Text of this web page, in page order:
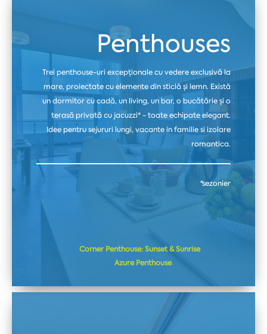
Penthouses
Trei penthouse-uri excepționale cu vedere exclusivă la
mare, proiectate cu elemente din sticlă și lemn. Există
un dormitor cu cadă, un living, un bar, o bucătărie și o
terasă privată cu jacuzzi* - toate echipate elegant.
Idee pentru sejururi lungi, vacante in familie si izolare
romantica.
*sezonier
Corner Penthouse: Sunset & Sunrise
Azure Penthouse